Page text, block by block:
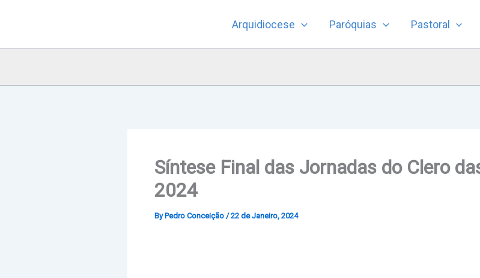
Arquidiocese Paróquias Pastoral
Síntese Final das Jornadas do Clero
2024
By Pedro Conceição /22 de Janeiro, 2024